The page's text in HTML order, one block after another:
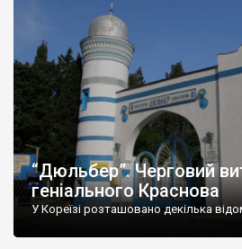
“Дюльбер”. Черговий
геніального Краснова
У Кореїзі розташовано декілька